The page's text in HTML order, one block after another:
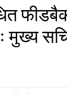
मुख्य